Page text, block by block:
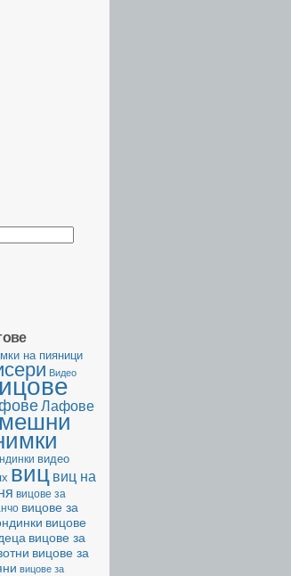
на пияници
Видео
Лафове
видео
виц виц на
вицове за
вицове за
вицове
вицове за
вицове за
вицове за